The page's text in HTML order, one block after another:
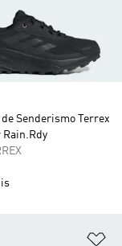
Senderismo Terrex